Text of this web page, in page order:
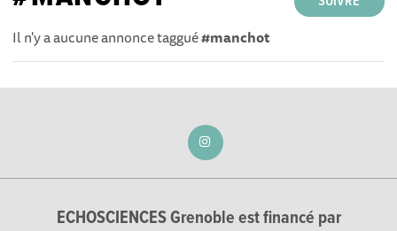
Il n'y a aucune annonce taggué#manchot
ECHOSCIENCES Grenoble est financé par